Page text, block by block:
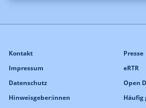
Kontakt
Impressum
Datenschutz
Hinweisgeber:innen
Presse
eRTR
Open
Häufig